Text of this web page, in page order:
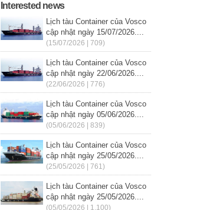
Interested news
Lịch tàu Container của Vosco
cập nhật ngày 15/07/2026....
(15/07/2026 | 709)
Lịch tàu Container của Vosco
cập nhật ngày 22/06/2026....
(22/06/2026 | 776)
Lịch tàu Container của Vosco
cập nhật ngày 05/06/2026....
(05/06/2026 | 839)
Lịch tàu Container của Vosco
cập nhật ngày 25/05/2026....
(25/05/2026 | 761)
Lịch tàu Container của Vosco
cập nhật ngày 25/05/2026....
(05/05/2026 | 1,100)